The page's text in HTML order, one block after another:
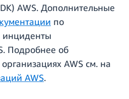
AWS. Дополнительные
по
инциденты
Подробнее об
AWS см. на
AWS.